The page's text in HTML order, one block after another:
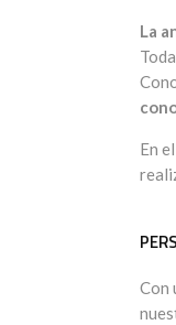
La
En
Con